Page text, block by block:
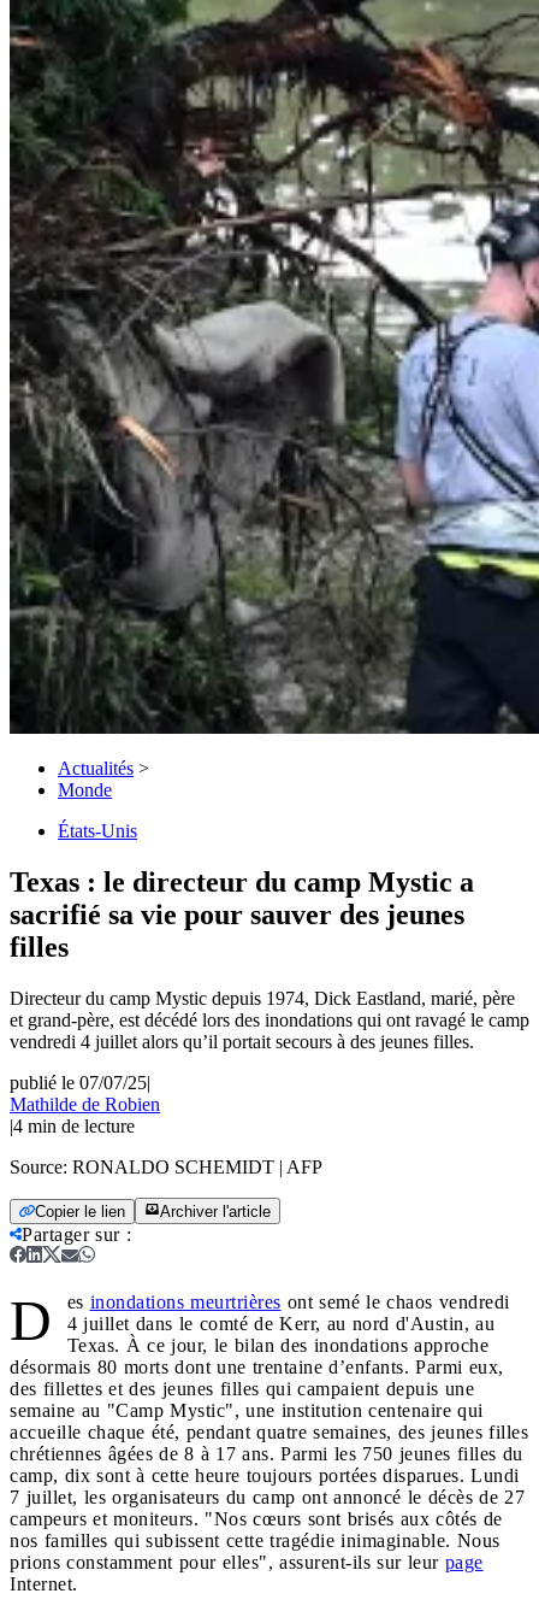
Actualités >
Monde
États-Unis
Texas : le directeur du camp Mystic a
sacrifié sa vie pour sauver des jeunes
filles
Directeur du camp Mystic depuis 1974, Dick Eastland, marié, père
et grand-père, est décédé lors des inondations qui ont ravagé le camp
vendredi 4 juillet alors qu’il portait secours à des jeunes filles.
publié le 07/07/25|
Mathilde de Robien
|4 min de lecture
Source: RONALDO SCHEMIDT | AFP
Copier le lien Archiver l'article
Partager sur:
D es inondations meurtrières ont semé le chaos vendredi
4 juillet dans le comté de Kerr, au nord d'Austin, au
Texas. À ce jour, le bilan des inondations approche
désormais 80 morts dont une trentaine d’enfants. Parmi eux,
des fillettes et des jeunes filles qui campaient depuis une
semaine au "Camp Mystic", une institution centenaire qui
accueille chaque été, pendant quatre semaines, des jeunes filles
chrétiennes âgées de 8 à 17 ans. Parmi les 750 jeunes filles du
camp, dix sont à cette heure toujours portées disparues. Lundi
7 juillet, les organisateurs du camp ont annoncé le décès de 27
campeurs et moniteurs. "Nos cœurs sont brisés aux côtés de
nos familles qui subissent cette tragédie inimaginable. Nous
prions constamment pour elles", assurent-ils sur leur page
Internet.